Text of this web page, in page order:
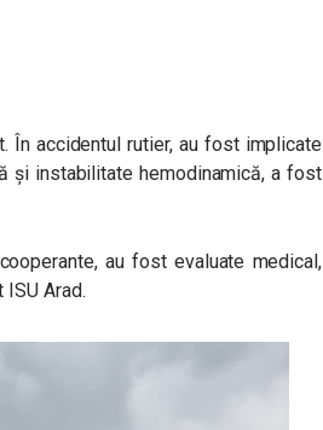
În accidentul rutier, au fost implicate
și instabilitate hemodinamică, a fost
au fost evaluate medical,
Arad.